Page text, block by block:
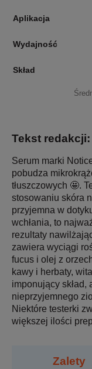
Aplikacja
Wydajność
Skład
Tekst redakcji:
Serum marki
pobudza
tłuszczowych 🤩.
stosowaniu skóra
przyjemna w
wchłania, to
rezultaty
zawiera wyciągi
fucus i olej z
kawy i herbaty,
imponujący skład,
nieprzyjemnego
Niektóre testerki
większej ilości
Zalety